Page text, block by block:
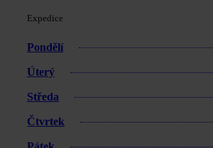
Expedice
Pondělí
Úterý
Středa
Čtvrtek